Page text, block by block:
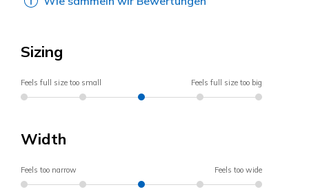
Sizing
Feels full size too small Feels full size too big
Width
Feels too narrow Feels too wide